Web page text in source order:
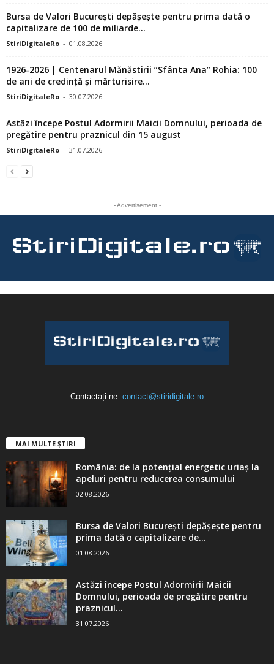
Bursa de Valori București depășește pentru prima dată o
capitalizare de 100 de miliarde...
StiriDigitaleRo - 01.08.2026
1926-2026 | Centenarul Mănăstirii ”Sfânta Ana” Rohia: 100
de ani de credință și mărturisire...
StiriDigitaleRo - 30.07.2026
Astăzi începe Postul Adormirii Maicii Domnului, perioada de
pregătire pentru praznicul din 15 august
StiriDigitaleRo - 31.07.2026
- Advertisement -
Contactați-ne: contact@stiridigitale.ro
MAI MULTE ȘTIRI
România: de la potențial energetic uriaș la
apeluri pentru reducerea consumului
02.08.2026
Bursa de Valori București depășește pentru
prima dată o capitalizare de...
01.08.2026
Astăzi începe Postul Adormirii Maicii
Domnului, perioada de pregătire pentru
praznicul...
31.07.2026